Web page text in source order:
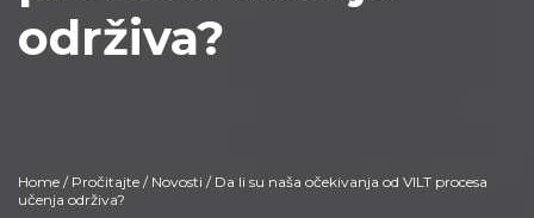
održiva?
Home / Pročitajte / Novosti / Da li su naša očekivanja od VILT procesa
učenja održiva?